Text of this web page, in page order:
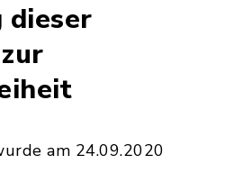
am 24.09.2020